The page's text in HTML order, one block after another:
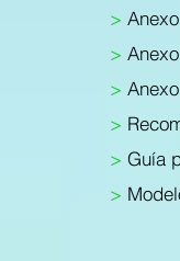
>
>
>
>
> Guía
>